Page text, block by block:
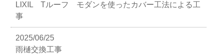
LIXIL Tルーフ モダンを使ったカバー工法による工
事
2025/06/25
雨樋交換工事